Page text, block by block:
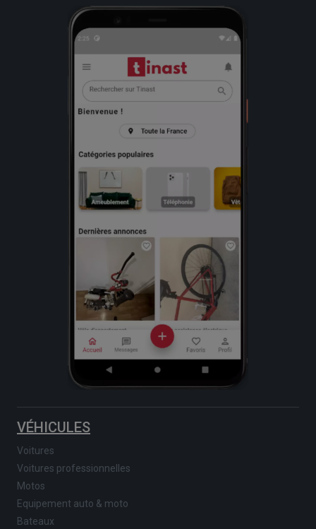
VÉHICULES
Voitures
Voitures professionnelles
Motos
Equipement auto & moto
Bateaux